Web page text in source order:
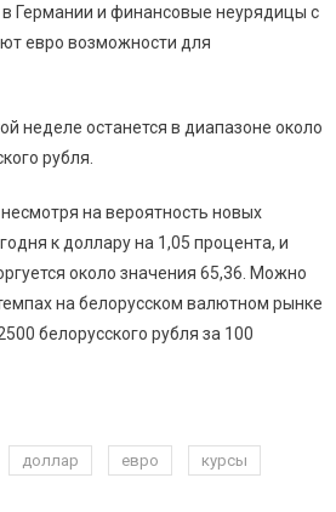
Германии и финансовые неурядицы с
евро возможности для
неделе останется в диапазоне около
рубля.
на вероятность новых
к доллару на 1,05 процента, и
около значения 65,36. Можно
на белорусском валютном рынке
белорусского рубля за 100
доллар евро
курсы